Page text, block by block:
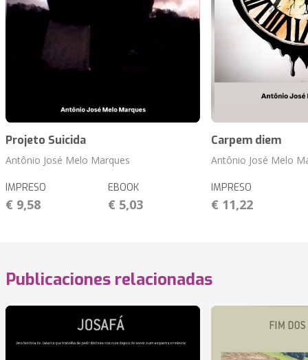
Projeto Suicida
Antônio José Melo Marques
IMPRESO
€ 9,58
EBOOK
€ 5,03
Carpem diem
Antônio José Melo
IMPRESO
€ 11,22
Publicaciones relacionadas